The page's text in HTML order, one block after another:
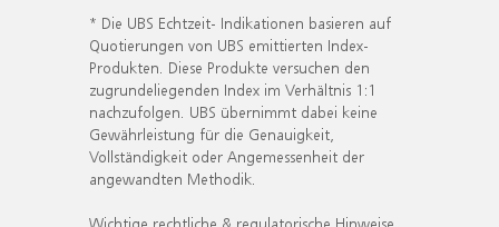
* Die UBS Echtzeit- Indikationen basieren auf
Quotierungen von UBS emittierten Index-
Produkten. Diese Produkte versuchen den
zugrundeliegenden Index im Verhältnis 1:1
nachzufolgen. UBS übernimmt dabei keine
Gewährleistung für die Genauigkeit,
Vollständigkeit oder Angemessenheit der
angewandten Methodik.